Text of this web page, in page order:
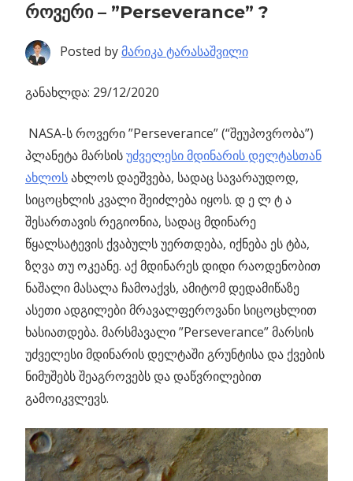
როვერი – ”Perseverance” ?
Posted byმარიკა ტარასაშვილი
განახლდა: 29/12/2020
NASA-ს როვერი ”Perseverance” (“შეუპოვრობა”)
პლანეტა მარსისუძველესი მდინარის დელტასთან
ახლოსახლოს დაეშვება, სადაც სავარაუდოდ,
სიცოცხლის კვალი შეიძლება იყოს. დ ე ლ ტ ა
შესართავის რეგიონია, სადაც მდინარე
წყალსატევის ქვაბულს უერთდება, იქნება ეს ტბა,
ზღვა თუ ოკეანე. აქ მდინარეს დიდი რაოდენობით
ნაშალი მასალა ჩამოაქვს, ამიტომ დედამიწაზე
ასეთი ადგილები მრავალფეროვანი სიცოცხლით
ხასიათდება. მარსმავალი ”Perseverance” მარსის
უძველესი მდინარის დელტაში გრუნტისა და ქვების
ნიმუშებს შეაგროვებს და დაწვრილებით
გამოიკვლევს.